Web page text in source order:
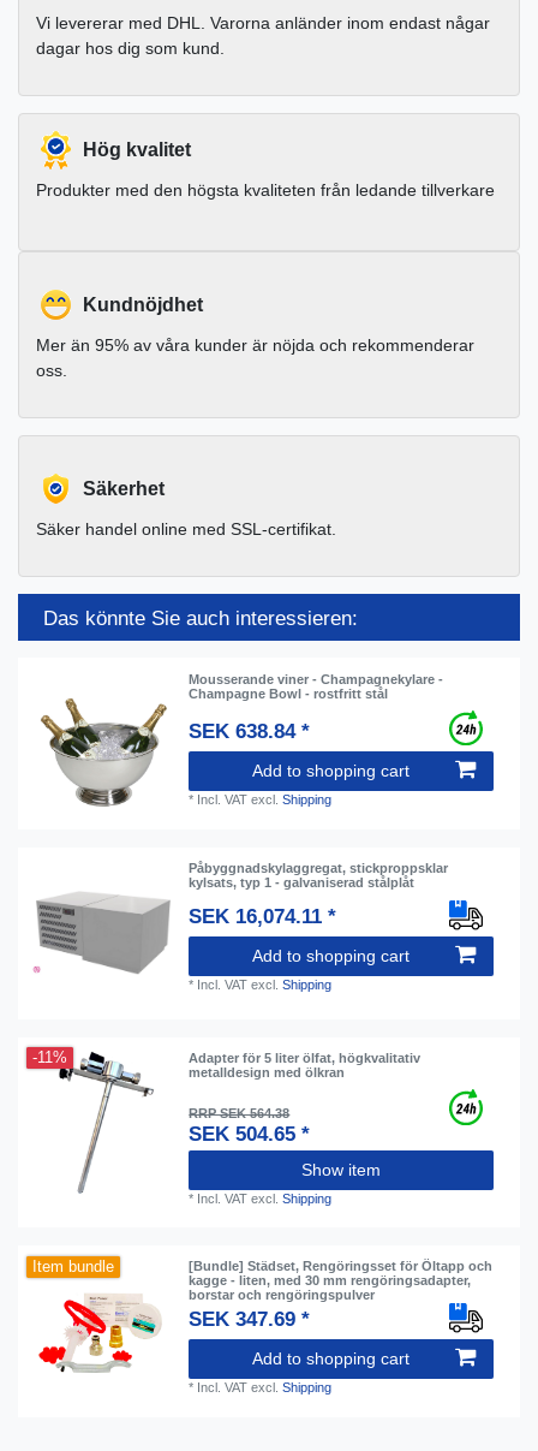
Vi levererar med DHL. Varorna anländer inom endast någar
dagar hos dig som kund.
Hög kvalitet
Produkter med den högsta kvaliteten från ledande tillverkare
Kundnöjdhet
Mer än 95% av våra kunder är nöjda och rekommenderar
oss.
Säkerhet
Säker handel online med SSL-certifikat.
Das könnte Sie auch interessieren:
Mousserande viner - Champagnekylare -
Champagne Bowl - rostfritt stål
SEK 638.84 *
Add to shopping cart
* Incl. VAT excl.Shipping
Påbyggnadskylaggregat, stickproppsklar
kylsats, typ 1 - galvaniserad stålplåt
SEK 16,074.11 *
Add to shopping cart
* Incl. VAT excl.Shipping
-11%
Adapter för 5 liter ölfat, högkvalitativ
metalldesign med ölkran
RRP SEK 564.38
SEK 504.65 *
Show item
* Incl. VAT excl.Shipping
Item bundle
[Bundle] Städset, Rengöringsset för Öltapp och
kagge - liten, med 30 mm rengöringsadapter,
borstar och rengöringspulver
SEK 347.69 *
Add to shopping cart
* Incl. VAT excl.Shipping